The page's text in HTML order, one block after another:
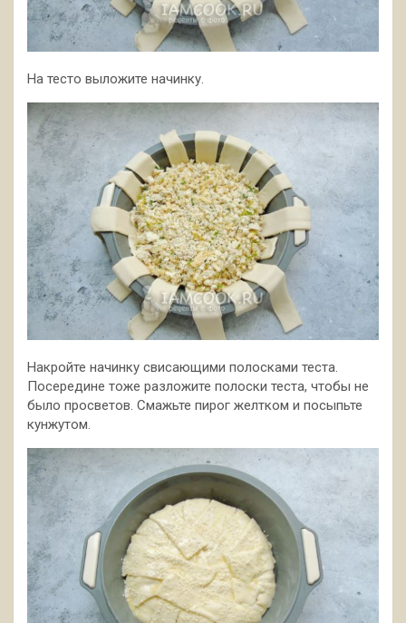
На тесто выложите начинку.
Накройте начинку свисающими полосками теста.
Посередине тоже разложите полоски теста, чтобы не
было просветов. Смажьте пирог желтком и посыпьте
кунжутом.